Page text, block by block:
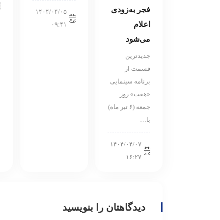
فجر به‌زودی
اعلام
می‌شود
جدیدترین
قسمت از
برنامه سینمایی
«هفت» روز
جمعه (۶ تیر ماه)
با…
۱۴۰۴/۰۴/۰۷
۱۶:۲۷
۱۴۰۴/۰۴/۰۵
۰۹:۴۱
دیدگاهتان را بنویسید